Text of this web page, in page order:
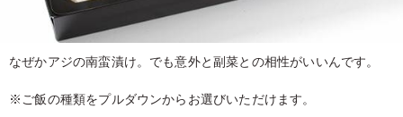
なぜかアジの南蛮漬け。でも意外と副菜との相性がいいんです。
※ご飯の種類をプルダウンからお選びいただけます。